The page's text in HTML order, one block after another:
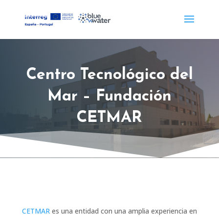
Centro Tecnológico del
Mar – Fundación
CETMAR
CETMARes una entidad con una amplia experiencia en